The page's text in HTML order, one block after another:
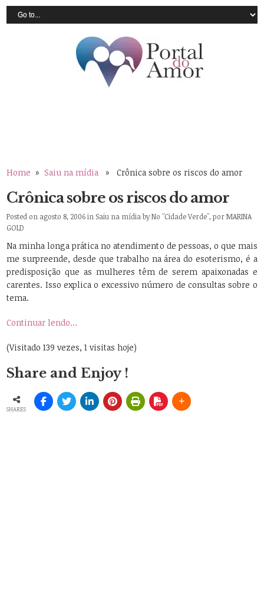
Home »Saiu na mídia » Crônica sobre os riscos do amor
Crônica sobre os riscos do amor
Posted on agosto 8, 2006 in Saiu na mídia byNo "Cidade Verde", por MARINA
GOLD
Na minha longa prática no atendimento de pessoas, o que mais
me surpreende, desde que trabalho na área do esoterismo, é a
predisposição que as mulheres têm de serem apaixonadas e
carentes. Isso explica o excessivo número de consultas sobre o
tema.
Continuar lendo…
(Visitado 139 vezes, 1 visitas hoje)
Share and Enjoy !
SHARES